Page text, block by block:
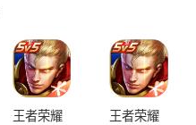
王者荣耀
王者荣耀